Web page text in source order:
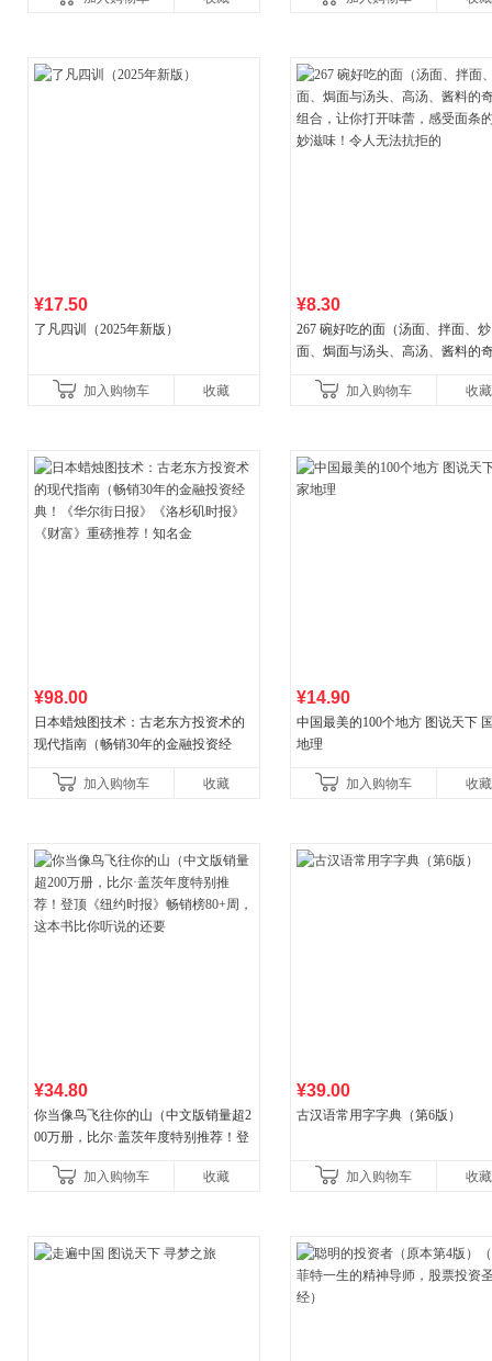
¥17.50
了凡四训（2025年新版）
加入购物车 收藏
¥8.30
267 碗好吃的面（汤面、拌面、炒
面、焗面与汤头、高汤、酱料的
妙滋味！令人无法抗拒的
加入购物车 收藏
¥98.00
日本蜡烛图技术：古老东方投资术的
现代指南（畅销30年的金融投资经
《财富》重磅推荐！知名金
加入购物车 收藏
¥14.90
中国最美的100个地方 图说天下
地理
加入购物车 收藏
¥34.80
你当像鸟飞往你的山（中文版销量超2
00万册，比尔·盖茨年度特别推荐！登
比你听说的还要
加入购物车 收藏
¥39.00
古汉语常用字字典（第6版）
加入购物车 收藏